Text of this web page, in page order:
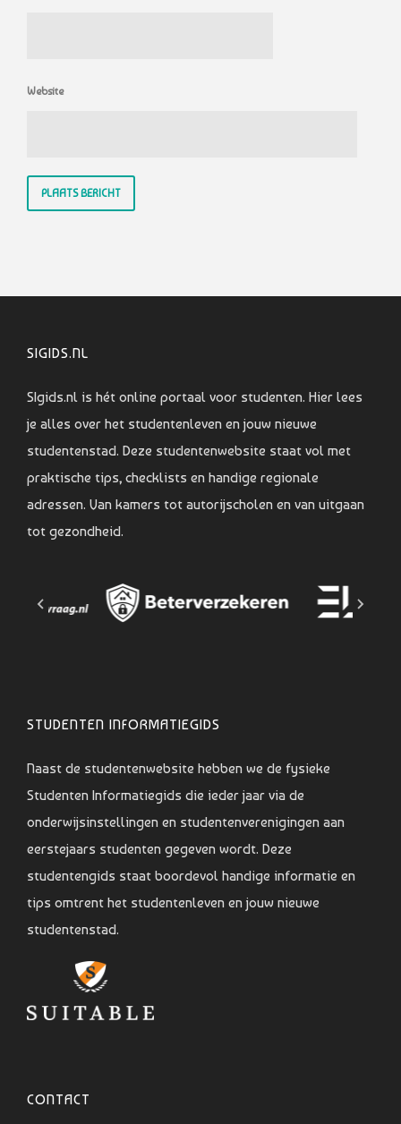
Website
SIGIDS.NL
SIgids.nl is hét online portaal voor studenten. Hier lees
je alles over het studentenleven en jouw nieuwe
studentenstad. Deze studentenwebsite staat vol met
praktische tips, checklists en handige regionale
adressen. Van kamers tot autorijscholen en van uitgaan
tot gezondheid.
STUDENTEN INFORMATIEGIDS
Naast de studentenwebsite hebben we de fysieke
Studenten Informatiegids die ieder jaar via de
onderwijsinstellingen en studentenverenigingen aan
eerstejaars studenten gegeven wordt. Deze
studentengids staat boordevol handige informatie en
tips omtrent het studentenleven en jouw nieuwe
studentenstad.
CONTACT